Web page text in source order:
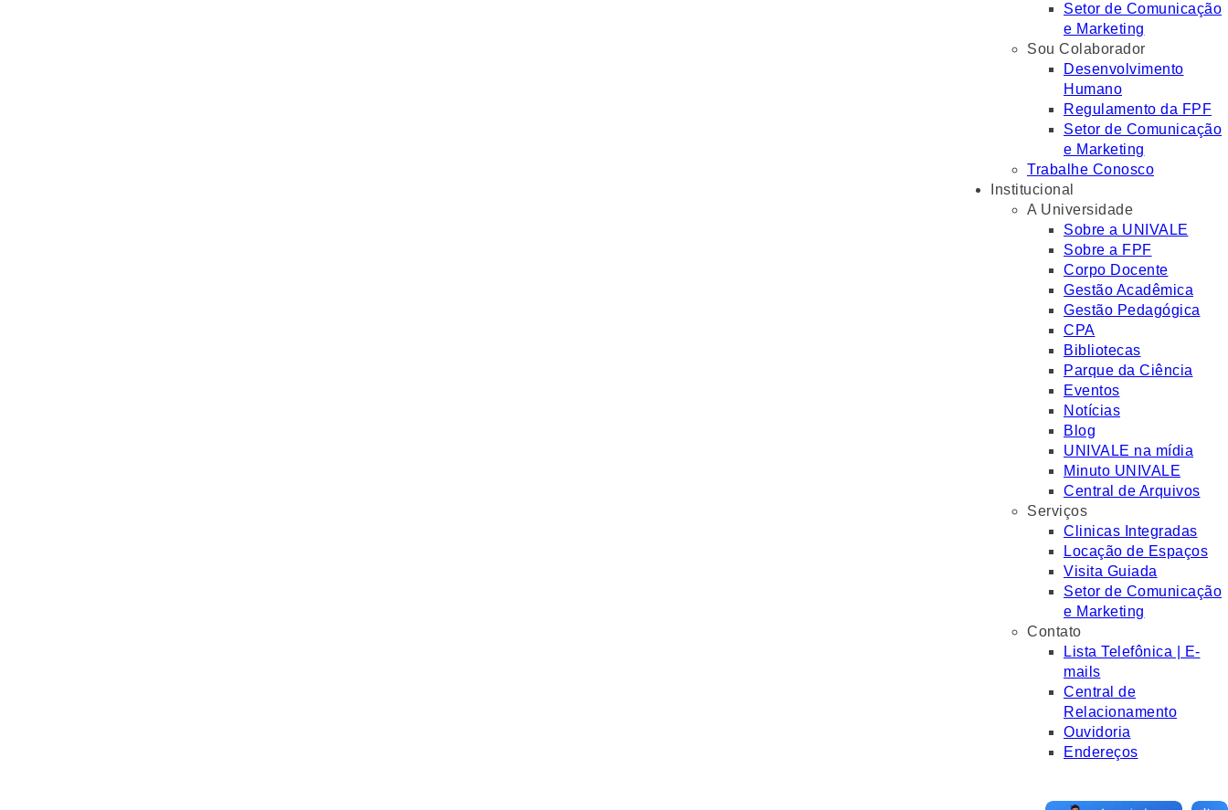
Setor de Comunicação
e Marketing
Sou Colaborador
Desenvolvimento
Humano
Regulamento da FPF
Setor de Comunicação
e Marketing
Trabalhe Conosco
Institucional
A Universidade
Sobre a UNIVALE
Sobre a FPF
Corpo Docente
Gestão Acadêmica
Gestão Pedagógica
CPA
Bibliotecas
Parque da Ciência
Eventos
Notícias
Blog
UNIVALE na mídia
Minuto UNIVALE
Central de Arquivos
Serviços
Clinicas Integradas
Locação de Espaços
Visita Guiada
Setor de Comunicação
e Marketing
Contato
Lista Telefônica | E-
mails
Central de
Relacionamento
Ouvidoria
Endereços